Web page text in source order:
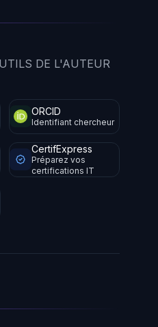
DE L'AUTEUR
ORCID
Identifiant chercheur
CertifExpress
Préparez vos
certifications IT